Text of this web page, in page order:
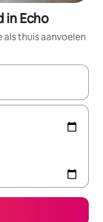
in Echo
thuis aanvoelen
maak je een keuze